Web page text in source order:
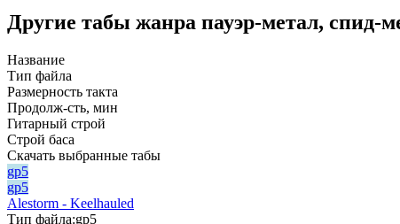
Другие табы жанра пауэр-метал, спид-
Название
Тип файла
Размерность такта
Продолж-сть, мин
Гитарный строй
Строй баса
Скачать выбранные табы
gp5
gp5
Alestorm - Keelhauled
Тип файла:gp5